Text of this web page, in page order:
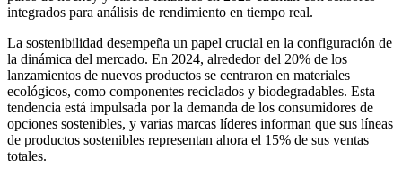
integrados para análisis de rendimiento en tiempo real.
La sostenibilidad desempeña un papel crucial en la configuración de
la dinámica del mercado. En 2024, alrededor del 20% de los
lanzamientos de nuevos productos se centraron en materiales
ecológicos, como componentes reciclados y biodegradables. Esta
tendencia está impulsada por la demanda de los consumidores de
opciones sostenibles, y varias marcas líderes informan que sus líneas
de productos sostenibles representan ahora el 15% de sus ventas
totales.